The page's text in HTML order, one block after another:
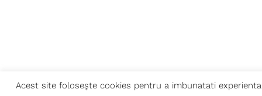
Acest site foloseşte cookies pentru a imbunatati